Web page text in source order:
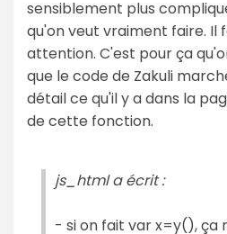
sensiblement plus
qu'on veut vraiment faire. Il
attention. C'est pour ça
que le code de Zakuli
détail ce qu'il y a dans la
de cette fonction.
js_html a écrit :
- si on fait var x=y(), ça